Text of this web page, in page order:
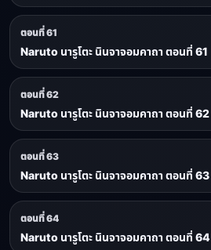
ตอนที่ 61
Naruto นารูโตะ นินจาจอมคาถา ตอนที่ 61
ตอนที่ 62
Naruto นารูโตะ นินจาจอมคาถา ตอนที่ 62
ตอนที่ 63
Naruto นารูโตะ นินจาจอมคาถา ตอนที่ 63
ตอนที่ 64
Naruto นารูโตะ นินจาจอมคาถา ตอนที่ 64